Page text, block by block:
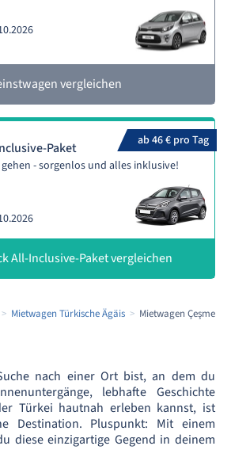
vergleichen
ab 46 € pro Tag
Paket
- sorgenlos und alles inklusive!
All-Inclusive-Paket vergleichen
Mietwagen Türkische Ägäis Mietwagen Çeşme
nach einer Ort bist, an dem du
lebhafte Geschichte
Türkei hautnah erleben kannst, ist
Destination. Pluspunkt: Mit einem
diese einzigartige Gegend in deinem